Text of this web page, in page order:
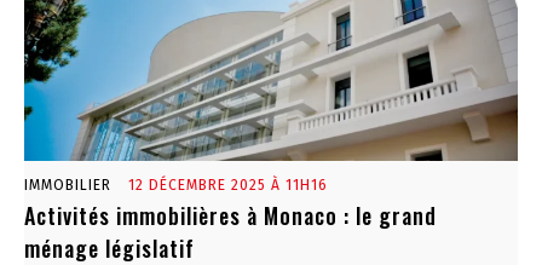
IMMOBILIER 12 DÉCEMBRE 2025 À 11H16
Activités immobilières à Monaco : le grand
ménage législatif